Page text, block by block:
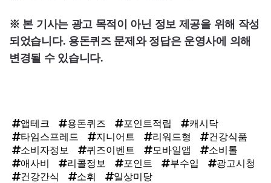
※ 본 기사는 광고 목적이 아닌 정보 제공을 위해 작성
되었습니다. 용돈퀴즈 문제와 정답은 운영사에 의해
변경될 수 있습니다.
앱테크 용돈퀴즈 포인트적립
캐시닥
타임스프레드
지니어트 리워드형
건강식품
소비자정보
퀴즈이벤트 모바일앱
소비톨
애사비
리콜정보 포인트 부수입
광고시청
건강간식
소휘 일상미당